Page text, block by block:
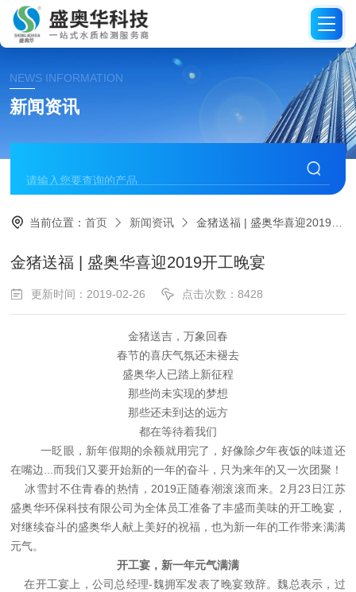
NEWS INFORMATION
新闻资讯
当前位置：首页 新闻资讯 金猪送福 | 盛奥华喜迎2019开工晚宴
金猪送福 | 盛奥华喜迎2019开工晚宴
更新时间：2019-02-26 点击次数：8428
金猪送吉，万象回春
春节的喜庆气氛还未褪去
盛奥华人已踏上新征程
那些尚未实现的梦想
那些还未到达的远方
都在等待着我们
一眨眼，新年假期的余额就用完了，好像除夕年夜饭的味道还
在嘴边...而我们又要开始新的一年的奋斗，只为来年的又一次团聚！
冰雪封不住青春的热情，2019正随春潮滚滚而来。2月23日江苏
盛奥华环保科技有限公司为全体员工准备了丰盛而美味的开工晚宴，
对继续奋斗的盛奥华人献上美好的祝福，也为新一年的工作带来满满
元气。
开工宴，新一年元气满满
在开工宴上，公司总经理-魏拥军发表了晚宴致辞。魏总表示，过